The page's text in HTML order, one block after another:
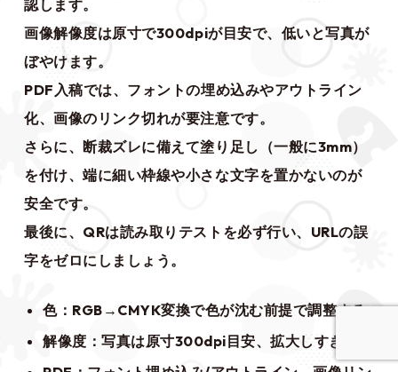
認します。
画像解像度は原寸で300dpiが目安で、低いと写真が
ぼやけます。
PDF入稿では、フォントの埋め込みやアウトライン
化、画像のリンク切れが要注意です。
さらに、断裁ズレに備えて塗り足し（一般に3mm）
を付け、端に細い枠線や小さな文字を置かないのが
安全です。
最後に、QRは読み取りテストを必ず行い、URLの誤
字をゼロにしましょう。
色：RGB→CMYK変換で色が沈む前提で調整する
解像度：写真は原寸300dpi目安、拡大しすぎない